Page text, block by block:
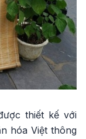
thiết kế với
hóa Việt thông